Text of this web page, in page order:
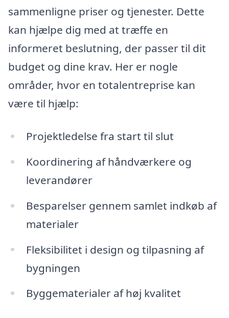
sammenligne priser og tjenester. Dette
kan hjælpe dig med at træffe en
informeret beslutning, der passer til dit
budget og dine krav. Her er nogle
områder, hvor en totalentreprise kan
være til hjælp:
Projektledelse fra start til slut
Koordinering af håndværkere og
leverandører
Besparelser gennem samlet indkøb af
materialer
Fleksibilitet i design og tilpasning af
bygningen
Byggematerialer af høj kvalitet